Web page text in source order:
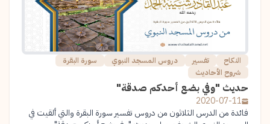
النكاح تفسير دروس المسجد النبوي
سورة البقرة
شروح الأحاديث
حديث "وفي بضع أحدكم صدقة"
2020-07-11
فائدة من الدرس الثلاثون من دروس تفسير سورة البقرة والتي ألقيت في